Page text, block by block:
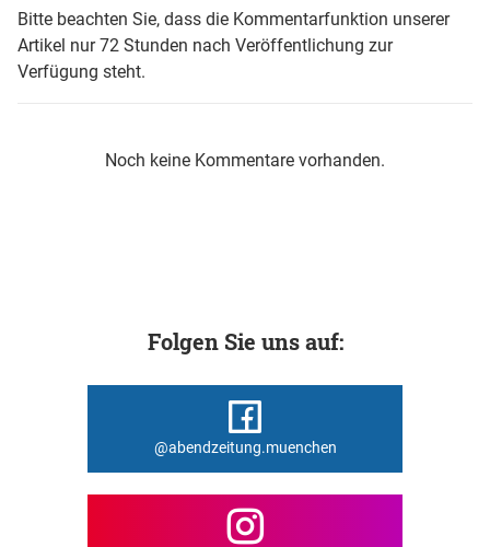
Bitte beachten Sie, dass die Kommentarfunktion unserer
Artikel nur 72 Stunden nach Veröffentlichung zur
Verfügung steht.
Noch keine Kommentare vorhanden.
Folgen Sie uns auf:
@abendzeitung.muenchen